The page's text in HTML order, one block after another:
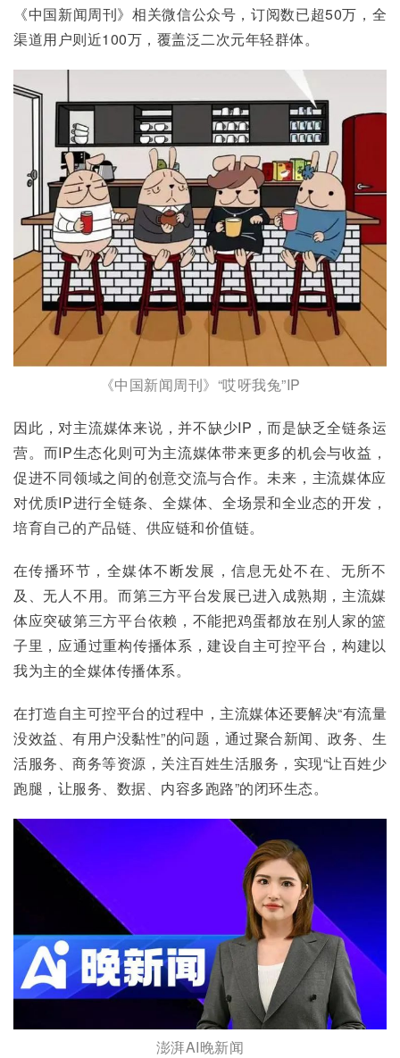
《中国新闻周刊》相关微信公众号，订阅数已超50万，全
渠道用户则近100万，覆盖泛二次元年轻群体。
《中国新闻周刊》“哎呀我兔”IP
因此，对主流媒体来说，并不缺少IP，而是缺乏全链条运
营。而IP生态化则可为主流媒体带来更多的机会与收益，
促进不同领域之间的创意交流与合作。未来，主流媒体应
对优质IP进行全链条、全媒体、全场景和全业态的开发，
培育自己的产品链、供应链和价值链。
在传播环节，全媒体不断发展，信息无处不在、无所不
及、无人不用。而第三方平台发展已进入成熟期，主流媒
体应突破第三方平台依赖，不能把鸡蛋都放在别人家的篮
子里，应通过重构传播体系，建设自主可控平台，构建以
我为主的全媒体传播体系。
在打造自主可控平台的过程中，主流媒体还要解决“有流量
没效益、有用户没黏性”的问题，通过聚合新闻、政务、生
活服务、商务等资源，关注百姓生活服务，实现“让百姓少
跑腿，让服务、数据、内容多跑路”的闭环生态。
澎湃AI晚新闻